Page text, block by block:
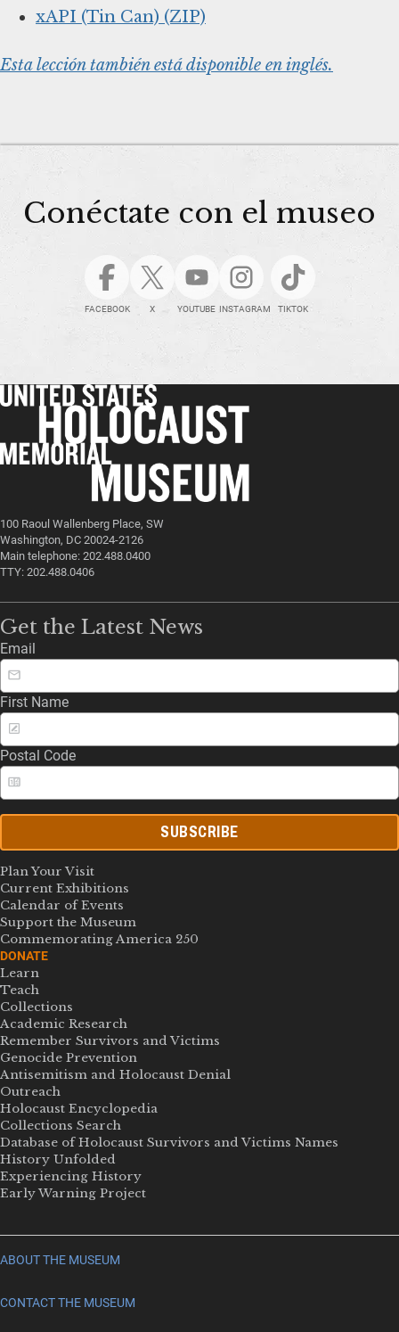
xAPI (Tin Can) (ZIP)
Esta lección también está disponible en inglés.
Conéctate con el museo
FACEBOOK X YOUTUBE INSTAGRAM TIKTOK
100 Raoul Wallenberg Place, SW
Washington, DC 20024-2126
Main telephone: 202.488.0400
TTY: 202.488.0406
Get the Latest News
Email
First Name
Postal Code
SUBSCRIBE
Plan Your Visit
Current Exhibitions
Calendar of Events
Support the Museum
Commemorating America 250
DONATE
Learn
Teach
Collections
Academic Research
Remember Survivors and Victims
Genocide Prevention
Antisemitism and Holocaust Denial
Outreach
Holocaust Encyclopedia
Collections Search
Database of Holocaust Survivors and Victims Names
History Unfolded
Experiencing History
Early Warning Project
ABOUT THE MUSEUM
CONTACT THE MUSEUM